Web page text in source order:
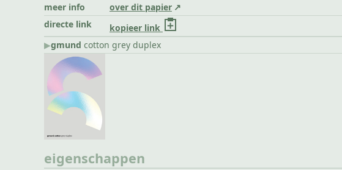
meer info
over dit papier
directe link
kopieer link
▶︎gmund cotton grey duplex
eigenschappen